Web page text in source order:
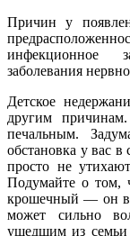
Причин у
инфекционное
заболевания
Детское
другим
печальным.
обстановка у вас
просто не
Подумайте о том,
крошечный — он
может сильно
ушедшим из